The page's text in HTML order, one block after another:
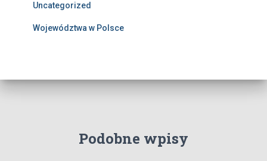
Uncategorized
Województwa w Polsce
Podobne wpisy